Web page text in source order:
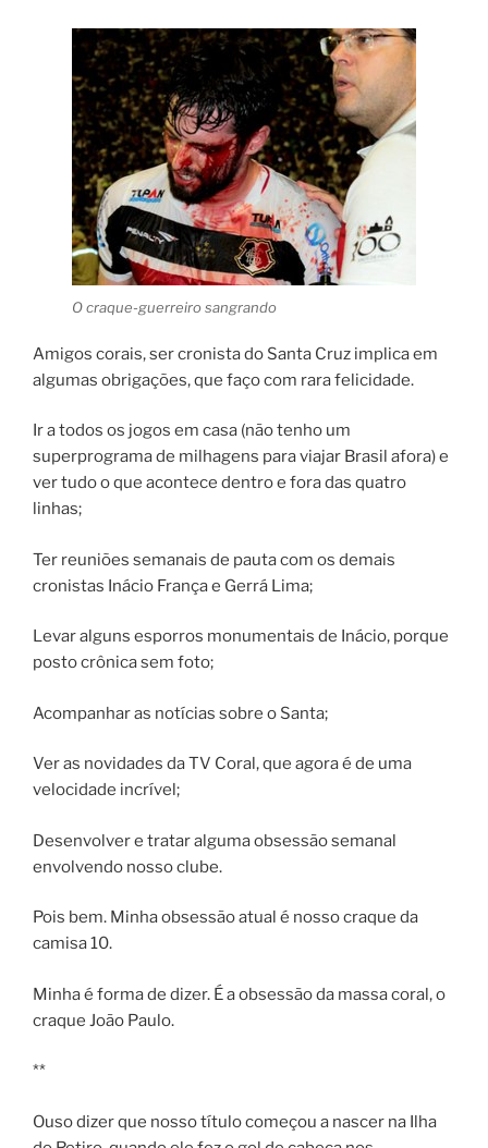
O craque-guerreiro sangrando
Amigos corais, ser cronista do Santa Cruz implica em
algumas obrigações, que faço com rara felicidade.
Ir a todos os jogos em casa (não tenho um
superprograma de milhagens para viajar Brasil afora) e
ver tudo o que acontece dentro e fora das quatro
linhas;
Ter reuniões semanais de pauta com os demais
cronistas Inácio França e Gerrá Lima;
Levar alguns esporros monumentais de Inácio, porque
posto crônica sem foto;
Acompanhar as notícias sobre o Santa;
Ver as novidades da TV Coral, que agora é de uma
velocidade incrível;
Desenvolver e tratar alguma obsessão semanal
envolvendo nosso clube.
Pois bem. Minha obsessão atual é nosso craque da
camisa 10.
Minha é forma de dizer. É a obsessão da massa coral, o
craque João Paulo.
**
Ouso dizer que nosso título começou a nascer na Ilha